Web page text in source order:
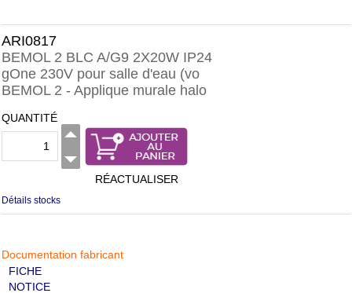
ARI0817
BEMOL 2 BLC A/G9 2X20W IP24
gOne 230V pour salle d'eau (vo
BEMOL 2 - Applique murale halo
QUANTITÉ
RÉACTUALISER
Détails stocks
Documentation fabricant
FICHE
NOTICE